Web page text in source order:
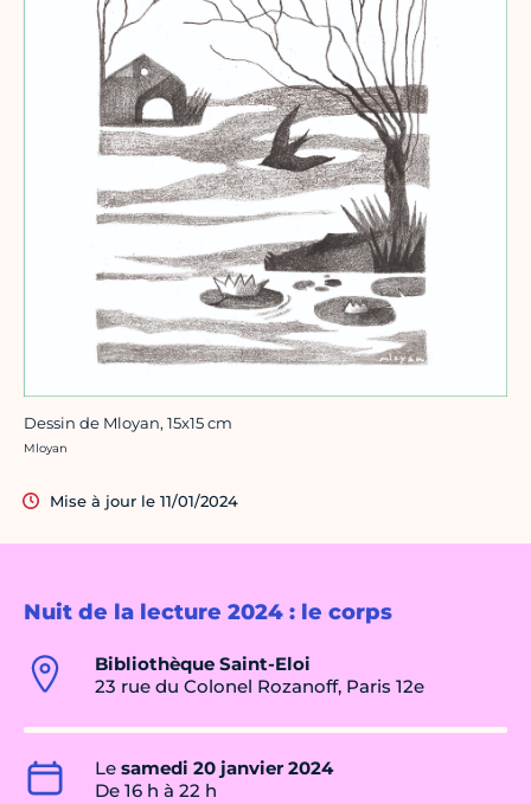
Nuit de la lecture 2024 : le corps
Bibliothèque Saint-Eloi
23 rue du Colonel Rozanoff, Paris 12e
Le samedi 20 janvier 2024
De 16 h à 22 h
Dessin de Mloyan, 15x15 cm
Crédit photo :
Mloyan
Mise à jour le 11/01/2024